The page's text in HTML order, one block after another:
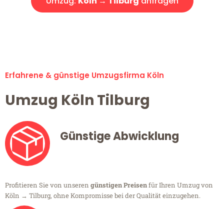
Erfahrene & günstige Umzugsfirma Köln
Umzug Köln Tilburg
Günstige Abwicklung
Profitieren Sie von unseren günstigen Preisenfür Ihren Umzug von
Köln → Tilburg, ohne Kompromisse bei der Qualität einzugehen.